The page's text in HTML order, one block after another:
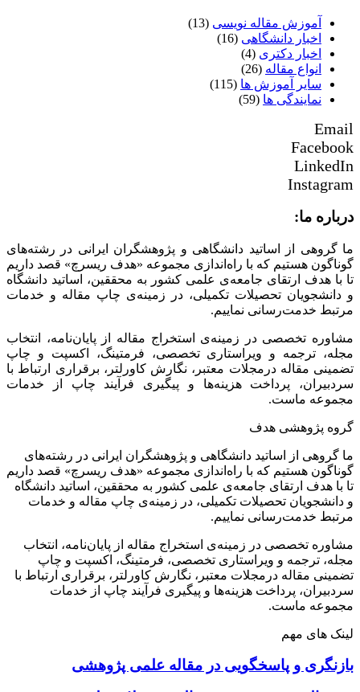
آموزش مقاله نویسی (13)
اخبار دانشگاهی (16)
اخبار دکتری (4)
انواع مقاله (26)
سایر آموزش ها (115)
نمایندگی ها (59)
Email
Facebook
LinkedIn
Instagram
درباره ما:
ما گروهی از اساتید دانشگاهی و پژوهشگران ایرانی در رشته‌های
گوناگون هستیم که با راه‌اندازی مجموعه «هدف ریسرچ» قصد داریم
تا با هدف ارتقای جامعه‌ی علمی کشور به محققین، اساتید دانشگاه
و دانشجویان تحصیلات تکمیلی، در زمینه‌ی چاپ مقاله و خدمات
مرتبط خدمت‌رسانی نماییم.
مشاوره تخصصی در زمینه‌ی استخراج مقاله از پایان‌نامه، انتخاب
مجله، ترجمه و ویراستاری تخصصی، فرمتینگ، اکسپت و چاپ
تضمینی مقاله درمجلات معتبر، نگارش کاورلتر، برقراری ارتباط با
سردبیران، پرداخت هزینه‌ها و پیگیری فرآیند چاپ از خدمات
مجموعه ماست.
گروه پژوهشی هدف
ما گروهی از اساتید دانشگاهی و پژوهشگران ایرانی در رشته‌های
گوناگون هستیم که با راه‌اندازی مجموعه «هدف ریسرچ» قصد داریم
تا با هدف ارتقای جامعه‌ی علمی کشور به محققین، اساتید دانشگاه
و دانشجویان تحصیلات تکمیلی، در زمینه‌ی چاپ مقاله و خدمات
مرتبط خدمت‌رسانی نماییم.
مشاوره تخصصی در زمینه‌ی استخراج مقاله از پایان‌نامه، انتخاب
مجله، ترجمه و ویراستاری تخصصی، فرمتینگ، اکسپت و چاپ
تضمینی مقاله درمجلات معتبر، نگارش کاورلتر، برقراری ارتباط با
سردبیران، پرداخت هزینه‌ها و پیگیری فرآیند چاپ از خدمات
مجموعه ماست.
لینک های مهم
بازنگری و پاسخگویی در مقاله علمی پژوهشی